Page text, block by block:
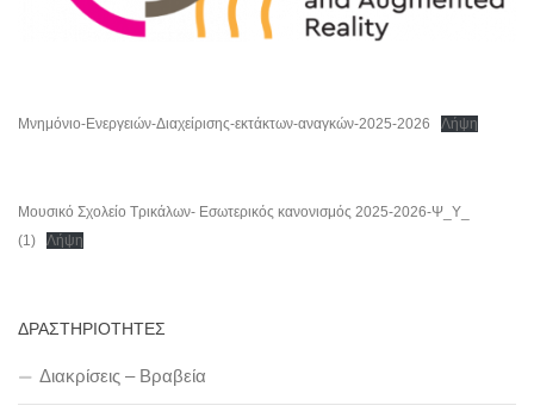
Μνημόνιο-Ενεργειών-Διαχείρισης-εκτάκτων-αναγκών-2025-2026 Λήψη
Μουσικό Σχολείο Τρικάλων- Εσωτερικός κανονισμός 2025-2026-Ψ_Υ_
(1)
Λήψη
ΔΡΑΣΤΗΡΙΟΤΗΤΕΣ
Διακρίσεις – Βραβεία